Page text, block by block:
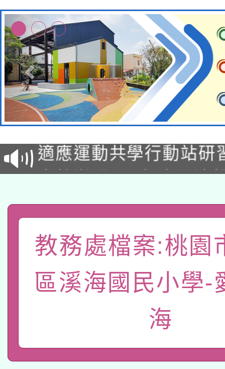
本校115學年度第2次
招甄選結果公告(無人
招)
適應運動共學行動站研
本館辦理115年度閱讀
暨閱讀推動專業研習
A3數位素養講師名單
「數位內容與教學軟體
pilot」
有關大陸委員會函釋公
轉知經濟部水利署委託
業技術研究院辦理「
用水績優單位及節水達
115年8月22日(星期六
桃園市孔廟祈福系列
2026年桃園地景藝術
教務處檔案:桃園
區溪海國民小學-
海